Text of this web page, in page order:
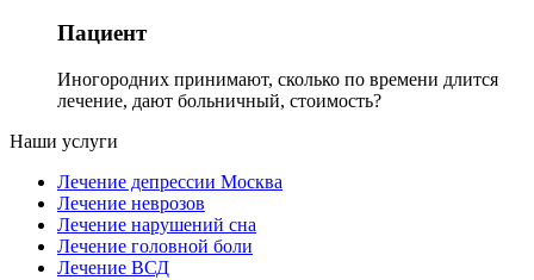
Пациент
Иногородних принимают, сколько по времени длится
лечение, дают больничный, стоимость?
Наши услуги
Лечение депрессии Москва
Лечение неврозов
Лечение нарушений сна
Лечение головной боли
Лечение ВСД